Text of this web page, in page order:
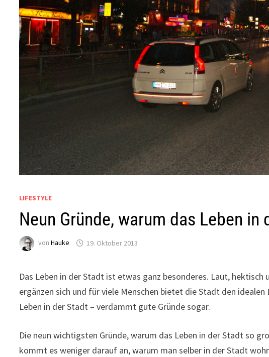
LIFESTYLE
Neun Gründe, warum das Leben
vonHauke 19. Oktober 2013
Das Leben in der Stadt ist etwas ganz besonderes. Laut,
ergänzen sich und für viele Menschen bietet die Stadt den
Leben in der Stadt – verdammt gute Gründe sogar.
Die neun wichtigsten Gründe, warum das Leben in der Stadt so
kommt es weniger darauf an, warum man selber in der Stadt